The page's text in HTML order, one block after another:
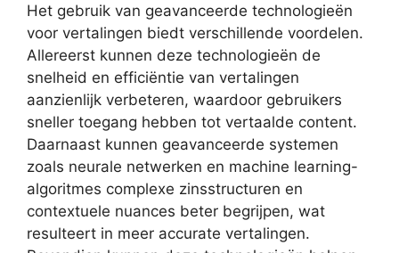
Het gebruik van geavanceerde technologieën
voor vertalingen biedt verschillende voordelen.
Allereerst kunnen deze technologieën de
snelheid en efficiëntie van vertalingen
aanzienlijk verbeteren, waardoor gebruikers
sneller toegang hebben tot vertaalde content.
Daarnaast kunnen geavanceerde systemen
zoals neurale netwerken en machine learning-
algoritmes complexe zinsstructuren en
contextuele nuances beter begrijpen, wat
resulteert in meer accurate vertalingen.